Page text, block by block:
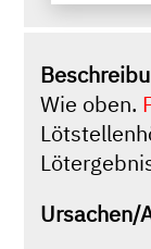
Wie oben.
Ursachen/